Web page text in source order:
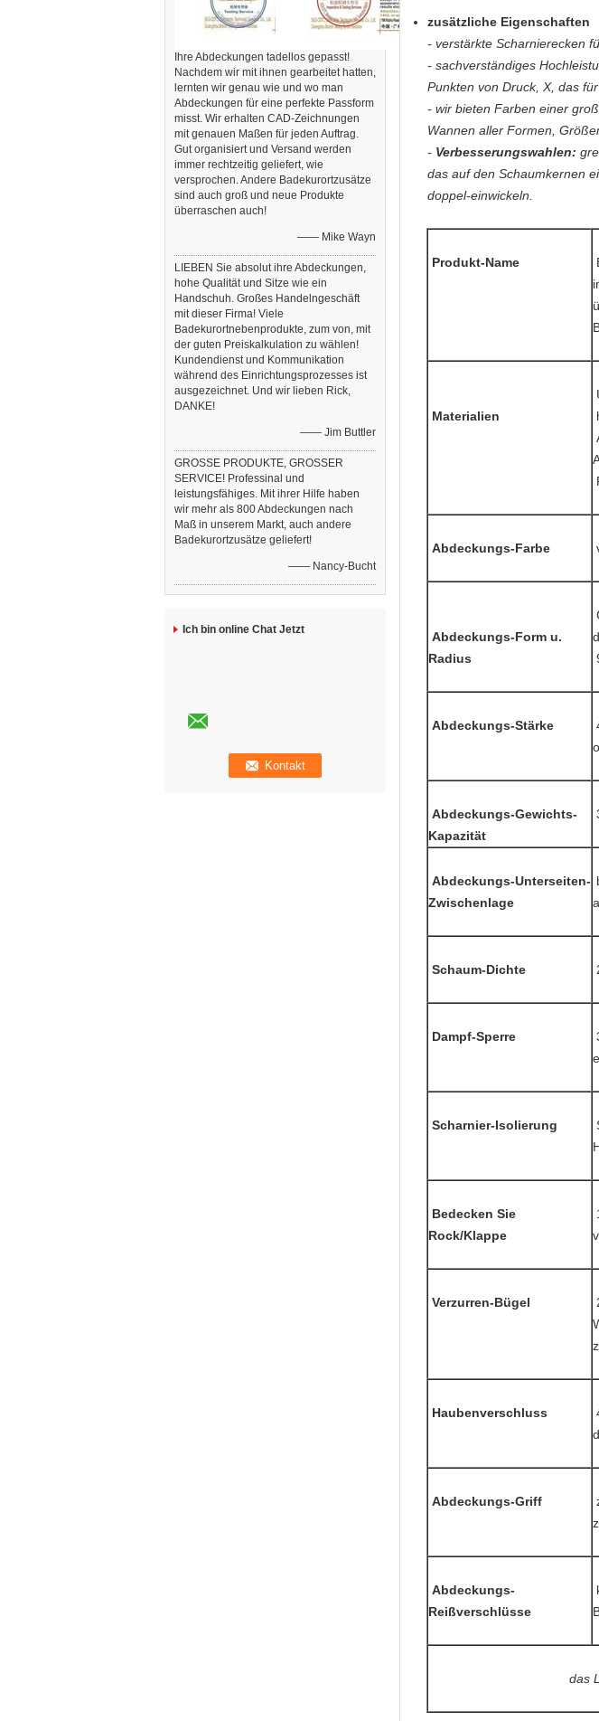
Ihre Abdeckungen tadellos gepasst!
Nachdem wir mit ihnen gearbeitet hatten,
lernten wir genau wie und wo man
Abdeckungen für eine perfekte Passform
misst. Wir erhalten CAD-Zeichnungen
mit genauen Maßen für jeden Auftrag.
Gut organisiert und Versand werden
immer rechtzeitig geliefert, wie
versprochen. Andere Badekurortzusätze
sind auch groß und neue Produkte
überraschen auch!
—— Mike Wayn
LIEBEN Sie absolut ihre Abdeckungen,
hohe Qualität und Sitze wie ein
Handschuh. Großes Handelngeschäft
mit dieser Firma! Viele
Badekurortnebenprodukte, zum von, mit
der guten Preiskalkulation zu wählen!
Kundendienst und Kommunikation
während des Einrichtungsprozesses ist
ausgezeichnet. Und wir lieben Rick,
DANKE!
—— Jim Buttler
GROSSE PRODUKTE, GROSSER
SERVICE! Professinal und
leistungsfähiges. Mit ihrer Hilfe haben
wir mehr als 800 Abdeckungen nach
Maß in unserem Markt, auch andere
Badekurortzusätze geliefert!
—— Nancy-Bucht
Ich bin online Chat Jetzt
zusätzliche Eigenschaften
- verstärkte Scharnierecken
- sachverständiges
Punkten von Druck, X, das
- wir bieten Farben einer
Wannen aller Formen,
- Verbesserungswahlen:
das auf den Schaumkernen
doppel-einwickeln.
Produkt-Name
Materialien
Abdeckungs-Farbe
Abdeckungs-Form u.
Radius
Abdeckungs-Stärke
Abdeckungs-Gewichts-
Kapazität
Abdeckungs-Unterseiten-
Zwischenlage
Schaum-Dichte
Dampf-Sperre
Scharnier-Isolierung
Bedecken Sie
Rock/Klappe
Verzurren-Bügel
Haubenverschluss
Abdeckungs-Griff
Abdeckungs-
Reißverschlüsse
das